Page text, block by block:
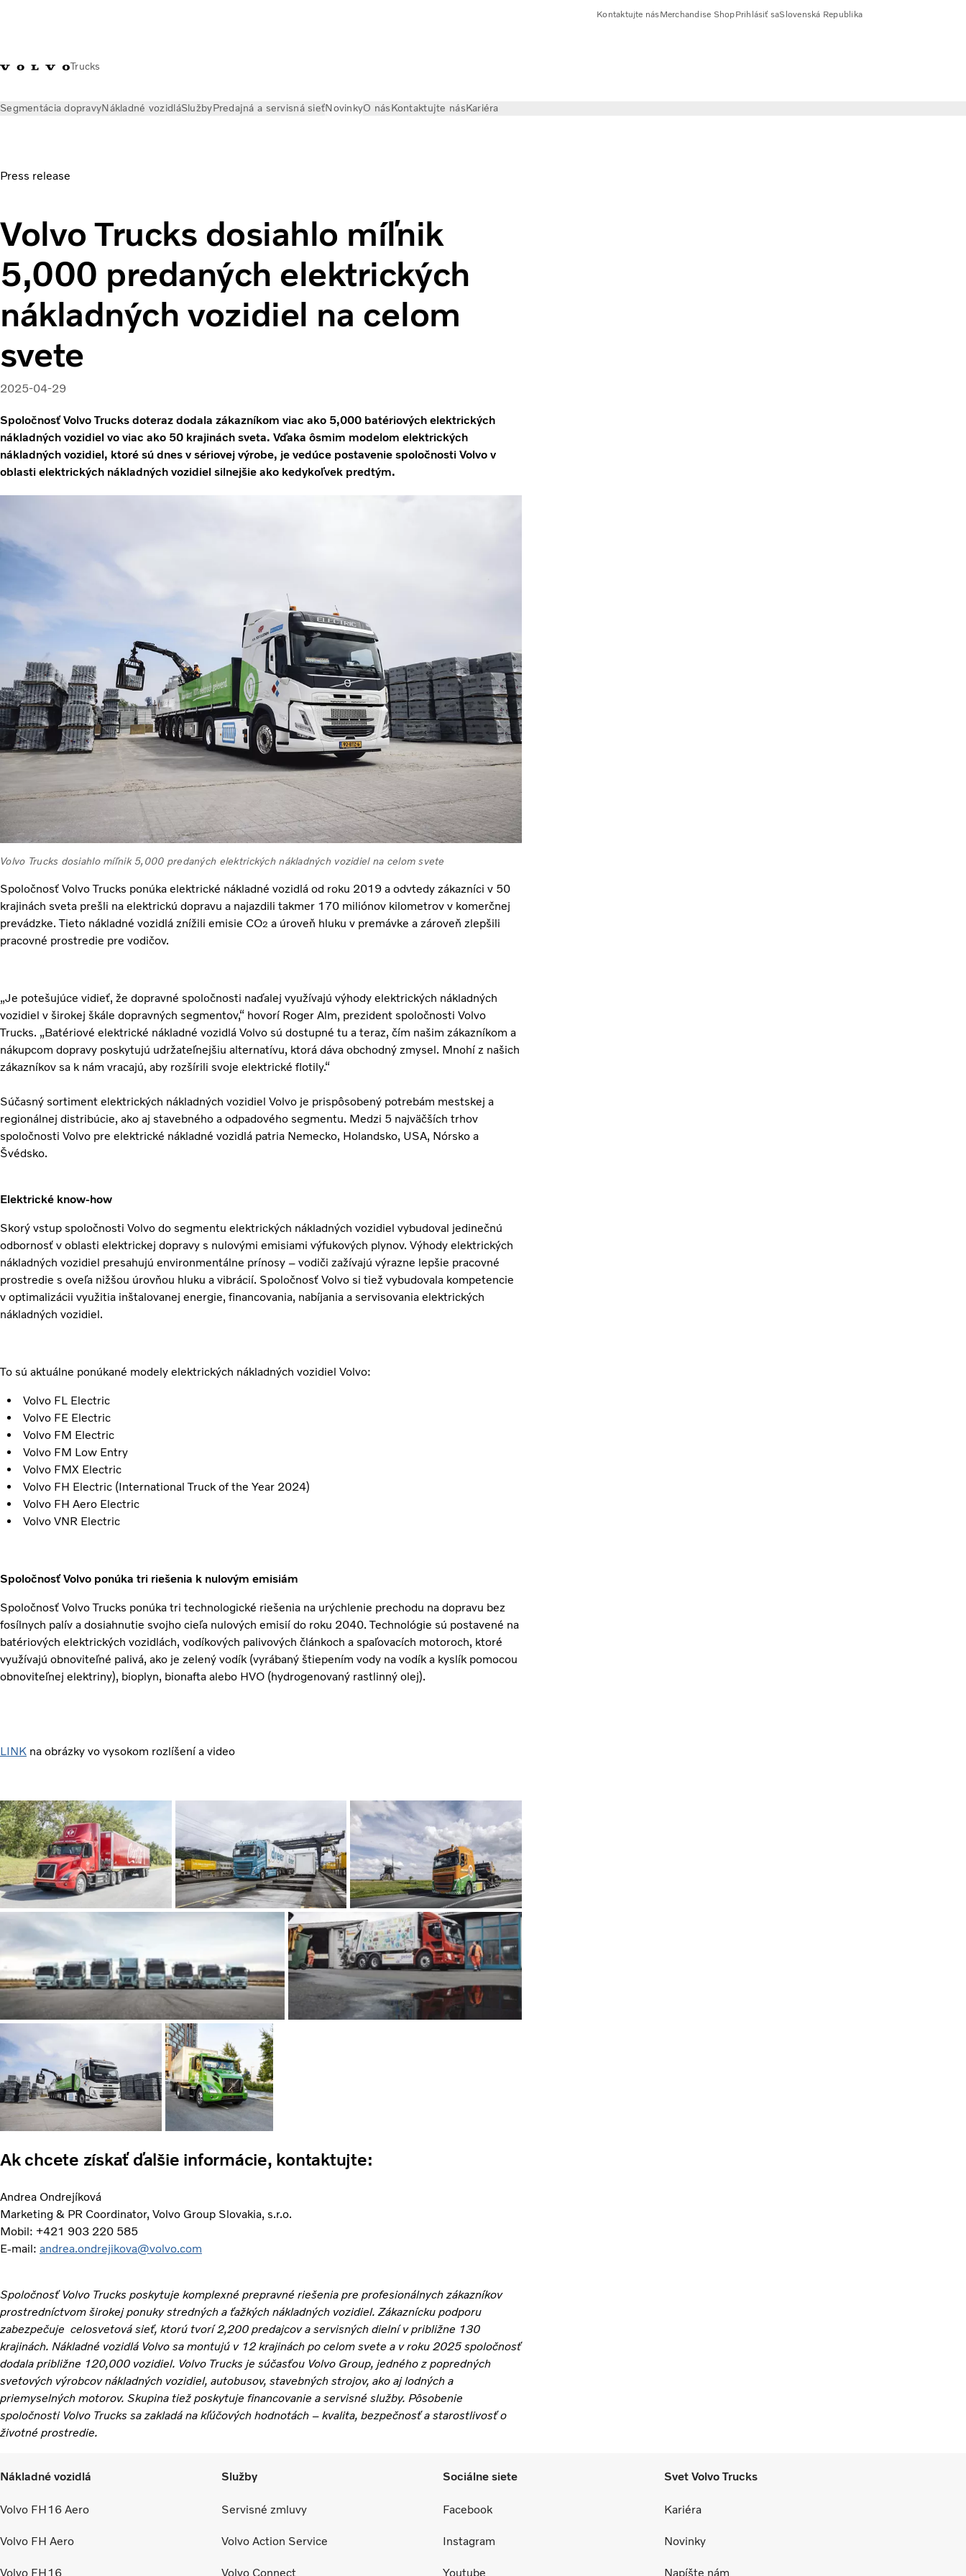
Trucks
Kontaktujte násMerchandise ShopPrihlásiť saSlovenská Republika
Segmentácia dopravyNákladné vozidláSlužbyPredajná a servisná sieťNovinkyO násKontaktujte násKariéra
Press release
Volvo Trucks dosiahlo míľnik
5,000 predaných elektrických
nákladných vozidiel na celom
svete
2025-04-29
Spoločnosť Volvo Trucks doteraz dodala zákazníkom viac ako 5,000 batériových elektrických
nákladných vozidiel vo viac ako 50 krajinách sveta. Vďaka ôsmim modelom elektrických
nákladných vozidiel, ktoré sú dnes v sériovej výrobe, je vedúce postavenie spoločnosti Volvo v
oblasti elektrických nákladných vozidiel silnejšie ako kedykoľvek predtým.
Volvo Trucks dosiahlo míľnik 5,000 predaných elektrických nákladných vozidiel na celom svete
Spoločnosť Volvo Trucks ponúka elektrické nákladné vozidlá od roku 2019 a odvtedy zákazníci v 50
krajinách sveta prešli na elektrickú dopravu a najazdili takmer 170 miliónov kilometrov v komerčnej
prevádzke. Tieto nákladné vozidlá znížili emisie CO2 a úroveň hluku v premávke a zároveň zlepšili
pracovné prostredie pre vodičov.
„Je potešujúce vidieť, že dopravné spoločnosti naďalej využívajú výhody elektrických nákladných
vozidiel v širokej škále dopravných segmentov,“ hovorí Roger Alm, prezident spoločnosti Volvo
Trucks. „Batériové elektrické nákladné vozidlá Volvo sú dostupné tu a teraz, čím našim zákazníkom a
nákupcom dopravy poskytujú udržateľnejšiu alternatívu, ktorá dáva obchodný zmysel. Mnohí z našich
zákazníkov sa k nám vracajú, aby rozšírili svoje elektrické flotily.“
Súčasný sortiment elektrických nákladných vozidiel Volvo je prispôsobený potrebám mestskej a
regionálnej distribúcie, ako aj stavebného a odpadového segmentu. Medzi 5 najväčších trhov
spoločnosti Volvo pre elektrické nákladné vozidlá patria Nemecko, Holandsko, USA, Nórsko a
Švédsko.
Elektrické know-how
Skorý vstup spoločnosti Volvo do segmentu elektrických nákladných vozidiel vybudoval jedinečnú
odbornosť v oblasti elektrickej dopravy s nulovými emisiami výfukových plynov. Výhody elektrických
nákladných vozidiel presahujú environmentálne prínosy – vodiči zažívajú výrazne lepšie pracovné
prostredie s oveľa nižšou úrovňou hluku a vibrácií. Spoločnosť Volvo si tiež vybudovala kompetencie
v optimalizácii využitia inštalovanej energie, financovania, nabíjania a servisovania elektrických
nákladných vozidiel.
To sú aktuálne ponúkané modely elektrických nákladných vozidiel Volvo:
Volvo FL Electric
Volvo FE Electric
Volvo FM Electric
Volvo FM Low Entry
Volvo FMX Electric
Volvo FH Electric (International Truck of the Year 2024)
Volvo FH Aero Electric
Volvo VNR Electric
Spoločnosť Volvo ponúka tri riešenia k nulovým emisiám
Spoločnosť Volvo Trucks ponúka tri technologické riešenia na urýchlenie prechodu na dopravu bez
fosílnych palív a dosiahnutie svojho cieľa nulových emisií do roku 2040. Technológie sú postavené na
batériových elektrických vozidlách, vodíkových palivových článkoch a spaľovacích motoroch, ktoré
využívajú obnoviteľné palivá, ako je zelený vodík (vyrábaný štiepením vody na vodík a kyslík pomocou
obnoviteľnej elektriny), bioplyn, bionafta alebo HVO (hydrogenovaný rastlinný olej).
LINK na obrázky vo vysokom rozlíšení a video
Ak chcete získať ďalšie informácie, kontaktujte:
Andrea Ondrejíková
Marketing & PR Coordinator, Volvo Group Slovakia, s.r.o.
Mobil: +421 903 220 585
E-mail: andrea.ondrejikova@volvo.com
Spoločnosť Volvo Trucks poskytuje komplexné prepravné riešenia pre profesionálnych zákazníkov
prostredníctvom širokej ponuky stredných a ťažkých nákladných vozidiel. Zákaznícku podporu
zabezpečuje celosvetová sieť, ktorú tvorí 2,200 predajcov a servisných dielní v približne 130
krajinách. Nákladné vozidlá Volvo sa montujú v 12 krajinách po celom svete a v roku 2025 spoločnosť
dodala približne 120,000 vozidiel. Volvo Trucks je súčasťou Volvo Group, jedného z popredných
svetových výrobcov nákladných vozidiel, autobusov, stavebných strojov, ako aj lodných a
priemyselných motorov. Skupina tiež poskytuje financovanie a servisné služby. Pôsobenie
spoločnosti Volvo Trucks sa zakladá na kľúčových hodnotách – kvalita, bezpečnosť a starostlivosť o
životné prostredie.
Nákladné vozidlá
Volvo FH16 Aero
Volvo FH Aero
Volvo FH16
Služby
Servisné zmluvy
Volvo Action Service
Volvo Connect
Sociálne siete
Facebook
Instagram
Youtube
Svet Volvo Trucks
Kariéra
Novinky
Napíšte nám